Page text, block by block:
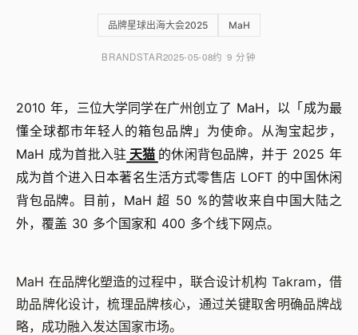
品牌星球出海大会2025 MaH
BRANDSTAR2025-05-08约 9 分钟
2010 年，三位大学同学在广州创立了 MaH，以「成为最
懂全球都市年轻人的箱包品牌」为使命。从淘宝起步，
MaH 成为首批入驻 天猫 的休闲背包品牌，并于 2025 年
成为首个进入日本著名生活方式零售店 LOFT 的中国休闲
背包品牌。目前，MaH 超 50 %的营收来自中国大陆之
外，覆盖 30 多个国家和 400 多个线下网点。
MaH 在品牌化塑造的过程中，联合设计机构 Takram，借
助品牌化设计，梳理品牌核心，通过关键取舍明确品牌战
略，成功融入发达国家市场。